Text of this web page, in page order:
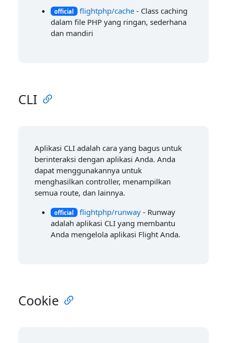
official flightphp/cache- Class caching
dalam file PHP yang ringan, sederhana
dan mandiri
CLI
Aplikasi CLI adalah cara yang bagus untuk
berinteraksi dengan aplikasi Anda. Anda
dapat menggunakannya untuk
menghasilkan controller, menampilkan
semua route, dan lainnya.
official flightphp/runway- Runway
adalah aplikasi CLI yang membantu
Anda mengelola aplikasi Flight Anda.
Cookie